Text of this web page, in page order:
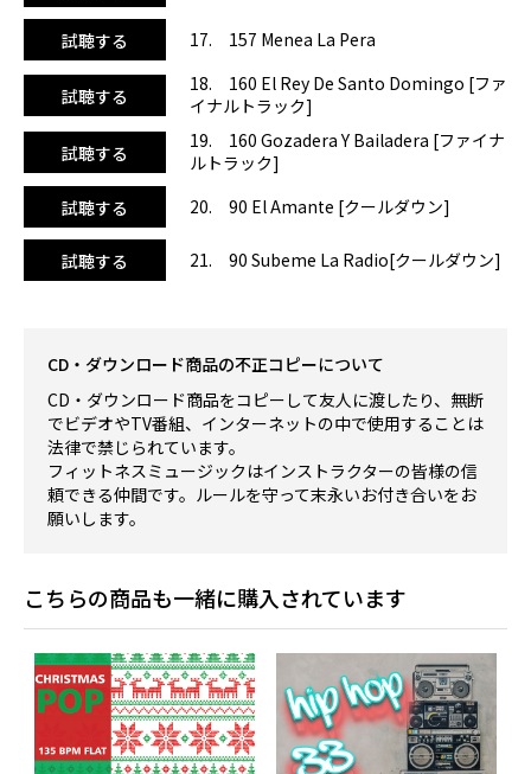
試聴する 17. 157 Menea La Pera
試聴する
18. 160 El Rey De Santo Domingo [ファ
イナルトラック]
試聴する
19. 160 Gozadera Y Bailadera [ファイナ
ルトラック]
試聴する
20. 90 El Amante [クールダウン]
試聴する 21. 90 Subeme La Radio[クールダウン]
CD・ダウンロード商品の不正コピーについて
CD・ダウンロード商品をコピーして友人に渡したり、無断
でビデオやTV番組、インターネットの中で使用することは
法律で禁じられています。
フィットネスミュージックはインストラクターの皆様の信
頼できる仲間です。ルールを守って末永いお付き合いをお
願いします。
こちらの商品も一緒に購入されています